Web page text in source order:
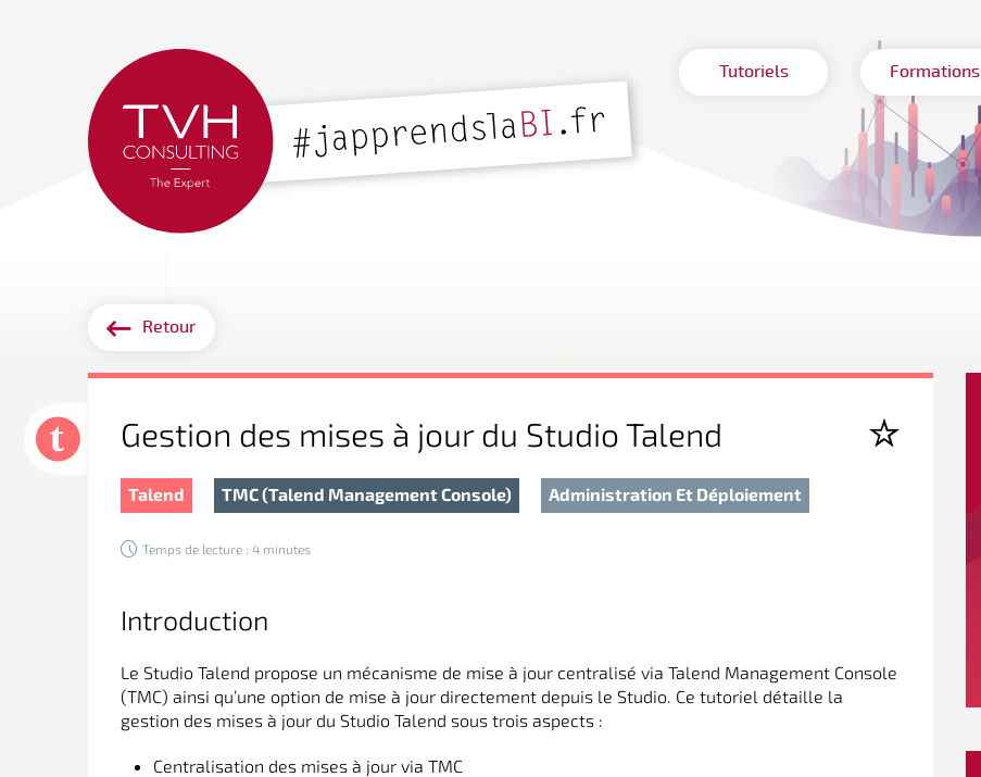
Tutoriels Formations
Retour
Gestion des mises à jour du Studio Talend
Talend TMC (Talend Management Console) Administration Et Déploiement
Temps de lecture : 4 minutes
Introduction
Le Studio Talend propose un mécanisme de mise à jour centralisé via Talend Management Console
(TMC) ainsi qu’une option de mise à jour directement depuis le Studio. Ce tutoriel détaille la
gestion des mises à jour du Studio Talend sous trois aspects :
Centralisation des mises à jour via TMC